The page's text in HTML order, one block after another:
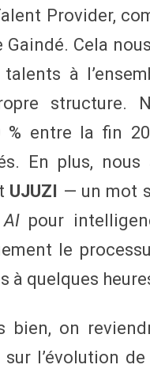
Provider,
Cela
à
structure.
% entre la fin
En plus,
UJUZI — un mot
AIpour
le
à quelques
bien, on
l’évolution